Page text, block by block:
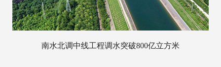
南水北调中线工程调水突破800亿立方米